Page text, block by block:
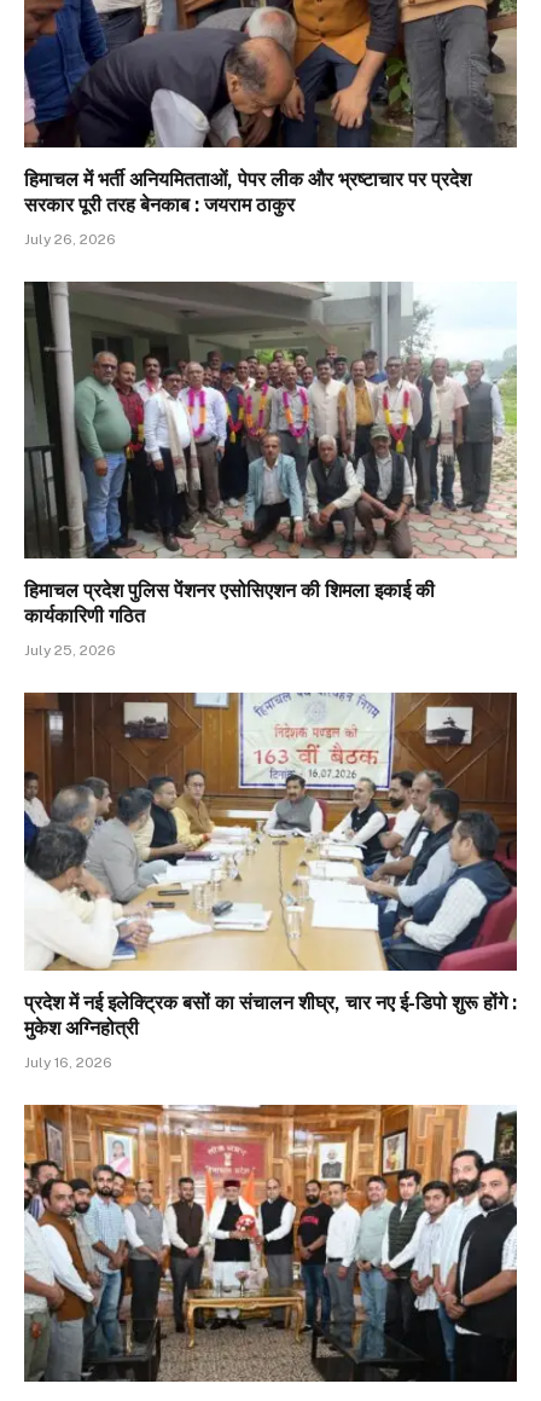
हिमाचल में भर्ती अनियमितताओं, पेपर लीक और भ्रष्टाचार पर प्रदेश
सरकार पूरी तरह बेनकाब : जयराम ठाकुर
July 26, 2026
हिमाचल प्रदेश पुलिस पेंशनर एसोसिएशन की शिमला इकाई की
कार्यकारिणी गठित
July 25, 2026
प्रदेश में नई इलेक्ट्रिक बसों का संचालन शीघ्र, चार नए ई-डिपो शुरू होंगे :
मुकेश अग्निहोत्री
July 16, 2026